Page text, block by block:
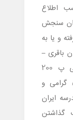
اطلاع
سنجش
تماس گرفته و یا به
باقری –
خ بلال حبشی – نبش کوچه سنایی پ 200
گرامی و
ایران
گذاشتن